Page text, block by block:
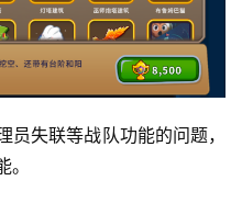
失联等战队功能的问题，